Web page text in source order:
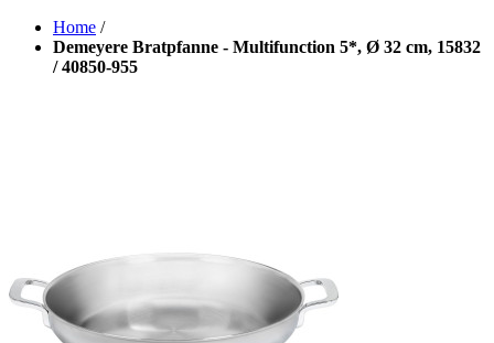
Home /
Demeyere Bratpfanne - Multifunction 5*, Ø 32 cm, 15832
/ 40850-955